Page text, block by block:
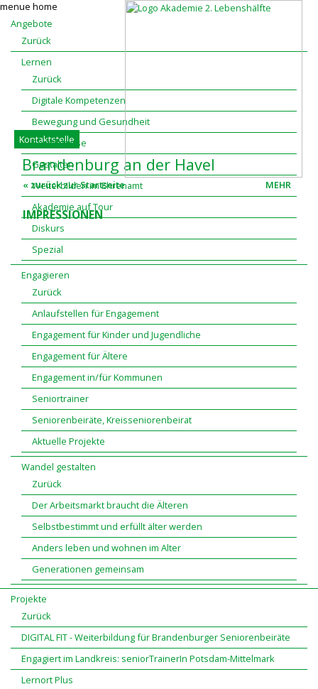
Kontaktstelle
Brandenburg an der Havel
MEHR
« zurück zur Startseite
IMPRESSIONEN
menue home
Angebote
Zurück
Lernen
Zurück
Digitale Kompetenzen
Bewegung und Gesundheit
Sprachkurse
Gestalten
Weiterbilden im Ehrenamt
Akademie auf Tour
Diskurs
Spezial
Engagieren
Zurück
Anlaufstellen für Engagement
Engagement für Kinder und Jugendliche
Engagement für Ältere
Engagement in/für Kommunen
Seniortrainer
Seniorenbeiräte, Kreisseniorenbeirat
Aktuelle Projekte
Wandel gestalten
Zurück
Der Arbeitsmarkt braucht die Älteren
Selbstbestimmt und erfüllt älter werden
Anders leben und wohnen im Alter
Generationen gemeinsam
Projekte
Zurück
DIGITAL FIT - Weiterbildung für Brandenburger Seniorenbeiräte
Engagiert im Landkreis: seniorTrainerIn Potsdam-Mittelmark
Lernort Plus